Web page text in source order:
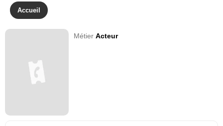
Accueil
MétierActeur